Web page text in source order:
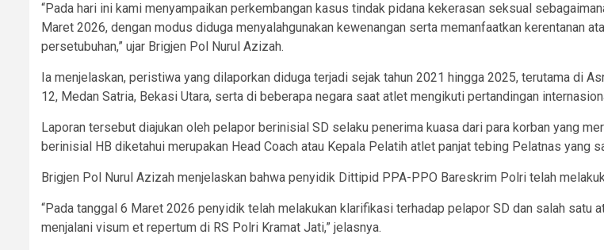
“Pada hari ini kami menyampaikan perkembangan kasus tindak pidana kekerasan seksual
Maret 2026, dengan modus diduga menyalahgunakan kewenangan serta memanfaatkan kerentanan
persetubuhan,” ujar Brigjen Pol Nurul Azizah.
Ia menjelaskan, peristiwa yang dilaporkan diduga terjadi sejak tahun 2021 hingga 2025, terutama di
12, Medan Satria, Bekasi Utara, serta di beberapa negara saat atlet mengikuti pertandingan
Laporan tersebut diajukan oleh pelapor berinisial SD selaku penerima kuasa dari para korban yang
berinisial HB diketahui merupakan Head Coach atau Kepala Pelatih atlet panjat tebing Pelatnas yang
Brigjen Pol Nurul Azizah menjelaskan bahwa penyidik Dittipid PPA-PPO Bareskrim Polri telah
“Pada tanggal 6 Maret 2026 penyidik telah melakukan klarifikasi terhadap pelapor SD dan salah
menjalani visum et repertum di RS Polri Kramat Jati,” jelasnya.